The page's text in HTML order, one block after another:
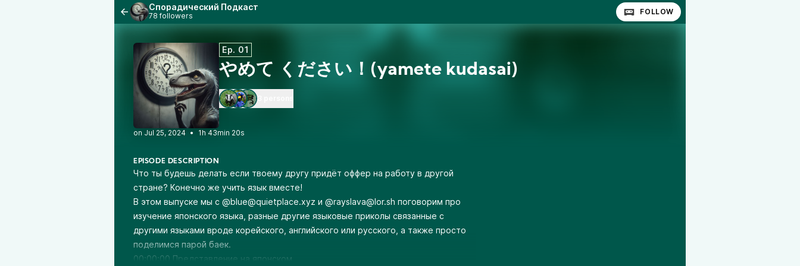
Спорадический Подкаст
78 followers FOLLOW
Ep. 01
やめて ください！(yamete kudasai)
• 1h 43min 20s
EPISODE DESCRIPTION
Что ты будешь делать если твоему другу придёт оффер на работу в другой
стране? Конечно же учить язык вместе!
В этом выпуске мы с @blue@quietplace.xyz и @rayslava@lor.sh поговорим про
изучение японского языка, разные другие языковые приколы связанные с
другими языками вроде корейского, английского или русского, а также просто
поделимся парой баек.
00:00:00 Представление на японском